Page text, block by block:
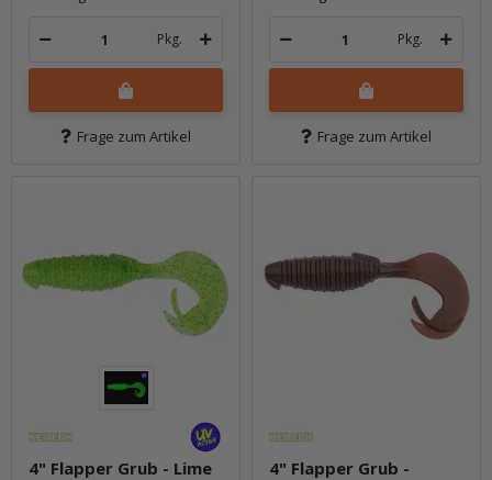
Pkg.
Frage zum Artikel
Pkg.
Frage zum Artikel
4" Flapper Grub - Lime
4" Flapper Grub -